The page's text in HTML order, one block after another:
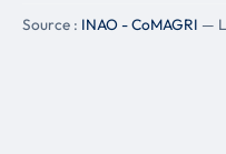
Source : INAO - CoMAGRI —